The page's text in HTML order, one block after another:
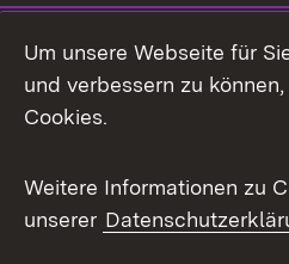
X / Twitter
Youtube
Kontakt
Um unsere Webseite für
und verbessern zu
Cookies.
Weitere Informationen zu
unserer